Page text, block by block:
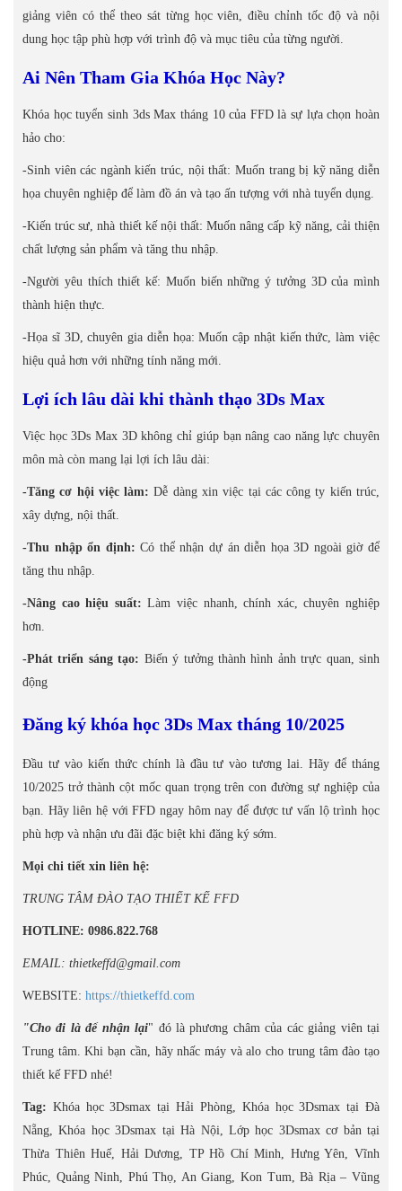
giảng viên có thể theo sát từng học viên, điều chỉnh tốc độ và nội
dung học tập phù hợp với trình độ và mục tiêu của từng người.
Ai Nên Tham Gia Khóa Học Này?
Khóa học tuyển sinh 3ds Max tháng 10 của FFD là sự lựa chọn hoàn
hảo cho:
-Sinh viên các ngành kiến trúc, nội thất: Muốn trang bị kỹ năng diễn
họa chuyên nghiệp để làm đồ án và tạo ấn tượng với nhà tuyển dụng.
-Kiến trúc sư, nhà thiết kế nội thất: Muốn nâng cấp kỹ năng, cải thiện
chất lượng sản phẩm và tăng thu nhập.
-Người yêu thích thiết kế: Muốn biến những ý tưởng 3D của mình
thành hiện thực.
-Họa sĩ 3D, chuyên gia diễn họa: Muốn cập nhật kiến thức, làm việc
hiệu quả hơn với những tính năng mới.
Lợi ích lâu dài khi thành thạo 3Ds Max
Việc học 3Ds Max 3D không chỉ giúp bạn nâng cao năng lực chuyên
môn mà còn mang lại lợi ích lâu dài:
-Tăng cơ hội việc làm:Dễ dàng xin việc tại các công ty kiến trúc,
xây dựng, nội thất.
-Thu nhập ổn định:Có thể nhận dự án diễn họa 3D ngoài giờ để
tăng thu nhập.
-Nâng cao hiệu suất:Làm việc nhanh, chính xác, chuyên nghiệp
hơn.
-Phát triển sáng tạo: Biến ý tưởng thành hình ảnh trực quan, sinh
động
Đăng ký khóa học 3Ds Max tháng 10/2025
Đầu tư vào kiến thức chính là đầu tư vào tương lai. Hãy để tháng
10/2025 trở thành cột mốc quan trọng trên con đường sự nghiệp của
bạn. Hãy liên hệ với FFD ngay hôm nay để được tư vấn lộ trình học
phù hợp và nhận ưu đãi đặc biệt khi đăng ký sớm.
Mọi chi tiết xin liên hệ:
TRUNG TÂM ĐÀO TẠO THIẾT KẾ FFD
HOTLINE: 0986.822.768
EMAIL: thietkeffd@gmail.com
WEBSITE: https://thietkeffd.com
"Cho đi là để nhận lại" đó là phương châm của các giảng viên tại
Trung tâm. Khi bạn cần, hãy nhấc máy và alo cho trung tâm đào tạo
thiết kế FFD nhé!
Tag: Khóa học 3Dsmax tại Hải Phòng, Khóa học 3Dsmax tại Đà
Nẵng, Khóa học 3Dsmax tại Hà Nội, Lớp học 3Dsmax cơ bản tại
Thừa Thiên Huế, Hải Dương, TP Hồ Chí Minh, Hưng Yên, Vĩnh
Phúc, Quảng Ninh, Phú Thọ, An Giang, Kon Tum, Bà Rịa – Vũng